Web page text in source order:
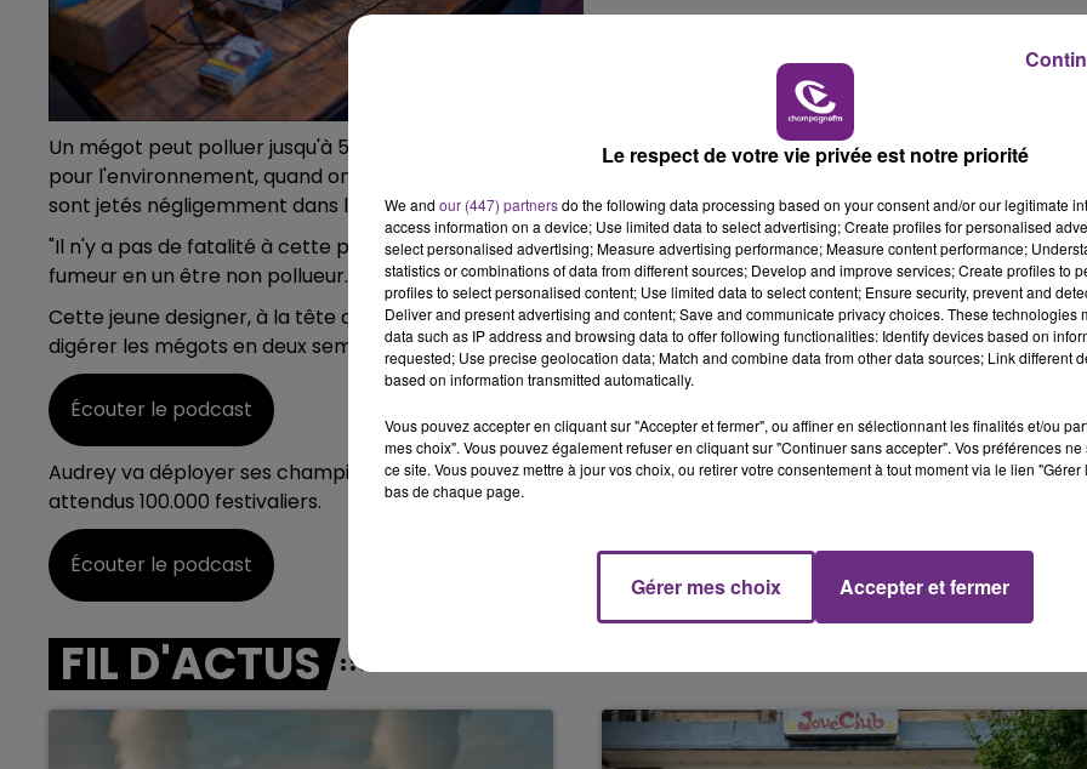
6h00 - 10h00
LA FAMILLE
10h00 - 14h00
LE TICKET DE CAISSE
Un mégot peut polluer jusqu'à 500 litres d'eau, il met une quinzaine d'années à se désintégrer... véritable fléau
pour l'environnement, quand on sait qu'en France, chaque année, plus de 30 milliards de mégots de cigarettes
sont jetés négligemment dans la nature.
"Il n'y a pas de fatalité à cette pollution", pour Audrey Speyer, qui a trouvé une solution pour transformer le
fumeur en un être non pollueur.
Cette jeune designer, à la tête de la star-upPuri Fungia développé une culture de champignons capable de
digérer les mégots en deux semaines, puis de transformer ces derniers en matériaux non-polluants.
Écouter le podcast
Audrey va déployer ses champignons mangeurs de mégots, auCabaret Vert, du 22 au 25 août, où sont
attendus 100.000 festivaliers.
Écouter le podcast
FIL D'ACTUS
10h00 - 14h00
LE TICKET DE CAISSE
Le respect de votre vie privée est notre priorité
We and our (447) partnersdo the following data processing based on your consent and/or our legitimate
access information on a device; Use limited data to select advertising; Create profiles for personalised
select personalised advertising; Measure advertising performance; Measure content performance;
statistics or combinations of data from different sources; Develop and improve services; Create profiles to
profiles to select personalised content; Use limited data to select content; Ensure security, prevent and
Deliver and present advertising and content; Save and communicate privacy choices. These technologies
data such as IP address and browsing data to offer following functionalities: Identify devices based on
requested; Use precise geolocation data; Match and combine data from other data sources; Link different
based on information transmitted automatically.
Vous pouvez accepter en cliquant sur "Accepter et fermer", ou affiner en sélectionnant les finalités et/ou
mes choix". Vous pouvez également refuser en cliquant sur "Continuer sans accepter". Vos préférences
ce site. Vous pouvez mettre à jour vos choix, ou retirer votre consentement à tout moment via le lien
bas de chaque page.
Gérer mes choix Accepter et fermer